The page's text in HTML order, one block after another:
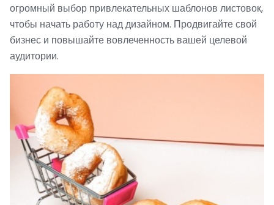
огромный выбор привлекательных шаблонов листовок,
чтобы начать работу над дизайном. Продвигайте свой
бизнес и повышайте вовлеченность вашей целевой
аудитории.